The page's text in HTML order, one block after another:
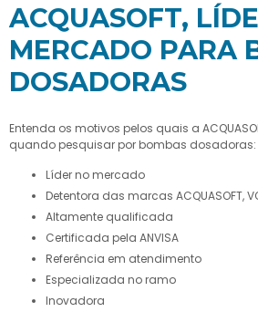
ACQUASOFT,
MERCADO PARA
DOSADORAS
Entenda os motivos pelos quais a
quando pesquisar por bombas dosadoras:
líder no mercado
detentora das marcas ACQUASOFT,
altamente qualificada
certificada pela ANVISA
referência em atendimento
especializada no ramo
inovadora